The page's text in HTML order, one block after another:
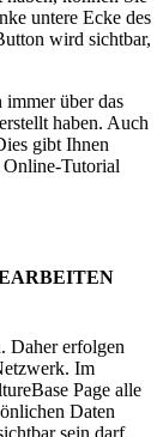
untere Ecke des
wird sichtbar,
immer über das
haben. Auch
gibt Ihnen
Tutorial
Daher erfolgen
Im
Page alle
Daten
sein darf.